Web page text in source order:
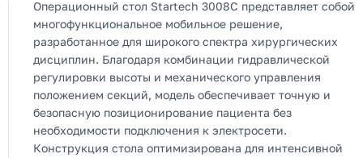
Операционный стол Startech 3008C представляет собой
многофункциональное мобильное решение,
разработанное для широкого спектра хирургических
дисциплин. Благодаря комбинации гидравлической
регулировки высоты и механического управления
положением секций, модель обеспечивает точную и
безопасную позиционирование пациента без
необходимости подключения к электросети.
Конструкция стола оптимизирована для интенсивной